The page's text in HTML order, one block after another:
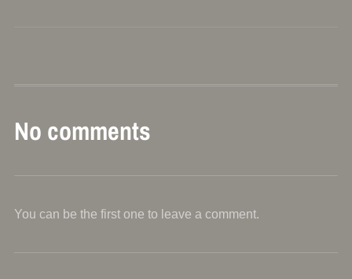
No comments
You can be the first one to leave a comment.